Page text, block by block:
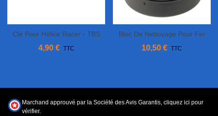
Clé Pour Hélice Racer - TBS
4,90 € TTC
Bloc De Nettoyage Pour Fer
À Souder
10,50 € TTC
Marchand approuvé par la Société des Avis Garantis, cliquez ici pour
vérifier.